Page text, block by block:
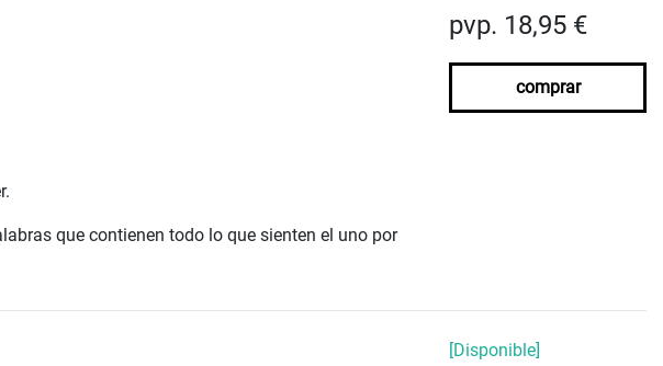
que contienen todo lo que sienten el uno por
pvp. 18,95 €
comprar
[Disponible]